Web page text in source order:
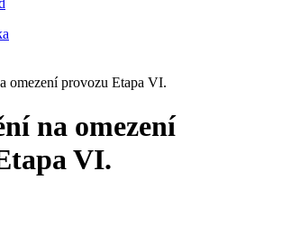
omezení provozu Etapa VI.
na omezení
VI.